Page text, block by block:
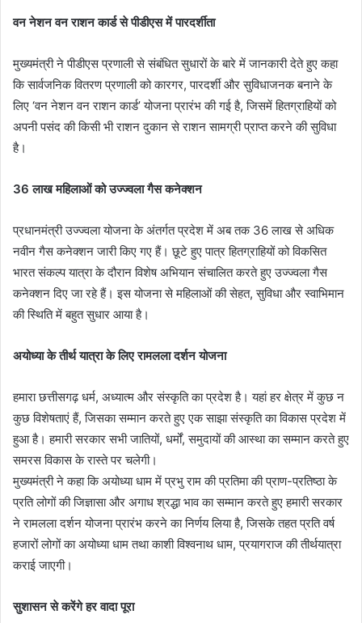
वन नेशन वन राशन कार्ड से पीडीएस में पारदर्शीता
मुख्यमंत्री ने पीडीएस प्रणाली से संबंधित सुधारों के बारे में जानकारी देते हुए कहा
कि सार्वजनिक वितरण प्रणाली को कारगर, पारदर्शी और सुविधाजनक बनाने के
लिए ‘वन नेशन वन राशन कार्ड’ योजना प्रारंभ की गई है, जिसमें हितग्राहियों को
अपनी पसंद की किसी भी राशन दुकान से राशन सामग्री प्राप्त करने की सुविधा
है।
36 लाख महिलाओं को उज्ज्वला गैस कनेक्शन
प्रधानमंत्री उज्ज्वला योजना के अंतर्गत प्रदेश में अब तक 36 लाख से अधिक
नवीन गैस कनेक्शन जारी किए गए हैं। छूटे हुए पात्र हितग्राहियों को विकसित
भारत संकल्प यात्रा के दौरान विशेष अभियान संचालित करते हुए उज्ज्वला गैस
कनेक्शन दिए जा रहे हैं। इस योजना से महिलाओं की सेहत, सुविधा और स्वाभिमान
की स्थिति में बहुत सुधार आया है।
अयोध्या के तीर्थ यात्रा के लिए रामलला दर्शन योजना
हमारा छत्तीसगढ़ धर्म, अध्यात्म और संस्कृति का प्रदेश है। यहां हर क्षेत्र में कुछ न
कुछ विशेषताएं हैं, जिसका सम्मान करते हुए एक साझा संस्कृति का विकास प्रदेश में
हुआ है। हमारी सरकार सभी जातियों, धर्मों, समुदायों की आस्था का सम्मान करते हुए
समरस विकास के रास्ते पर चलेगी।
मुख्यमंत्री ने कहा कि अयोध्या धाम में प्रभु राम की प्रतिमा की प्राण-प्रतिष्ठा के
प्रति लोगों की जिज्ञासा और अगाध श्रद्धा भाव का सम्मान करते हुए हमारी सरकार
ने रामलला दर्शन योजना प्रारंभ करने का निर्णय लिया है, जिसके तहत प्रति वर्ष
हजारों लोगों का अयोध्या धाम तथा काशी विश्वनाथ धाम, प्रयागराज की तीर्थयात्रा
कराई जाएगी।
सुशासन से करेंगे हर वादा पूरा